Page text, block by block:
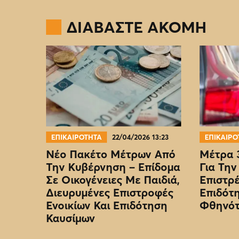
ΔΙΑΒΑΣΤΕ ΑΚΟΜΗ
ΕΠΙΚΑΙΡΟΤΗΤΑ 22/04/2026 13:23
Νέο Πακέτο Μέτρων Από
Την Κυβέρνηση – Επίδομα
Σε Οικογένειες Με Παιδιά,
Διευρυμένες Επιστροφές
Ενοικίων Και Επιδότηση
Καυσίμων
Μέτρα
Για